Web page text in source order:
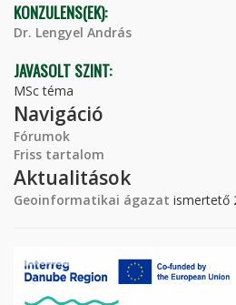
KONZULENS(EK):
Dr. Lengyel András
JAVASOLT SZINT:
MSc téma
Navigáció
Fórumok
Friss tartalom
Aktualitások
Geoinformatikai ágazat ismertető